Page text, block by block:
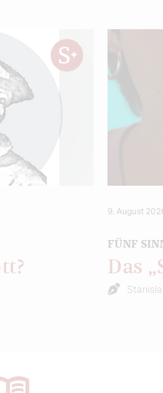
9. August
FÜNF
Das